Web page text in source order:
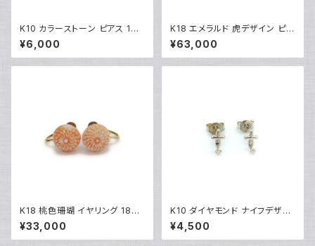
K10 カラーストーン ピアス 10
金 スタッドピアス Y04900
¥6,000
K18 エメラルド 虎デザイン ピア
ス 18金 スタッドピアス Y0488
3
¥63,000
K18 桃色珊瑚 イヤリング 18金
ネジ式 Y04894
¥33,000
K10 ダイヤモンド ナイフデザイ
ンピアス 10金 スタッドピアス Y
03416
¥4,500